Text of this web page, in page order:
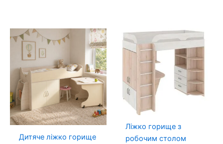
Дитяче ліжко горище
Ліжко горище з
робочим столом